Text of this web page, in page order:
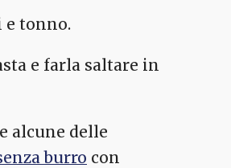
e tonno.
e farla saltare in
alcune delle
burro con